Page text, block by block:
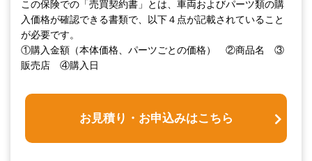
この保険での「売買契約書」とは、車両およびパーツ類の購
入価格が確認できる書類で、以下４点が記載されていること
が必要です。
①購入金額（本体価格、パーツごとの価格） ②商品名 ③
販売店 ④購入日
お見積り・お申込みはこちら